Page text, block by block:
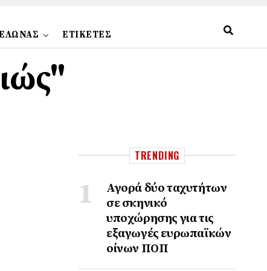
ΕΤΙΚΕΤΕΣ
TRENDING
Αγορά δύο ταχυτήτων
σε σκηνικό
υποχώρησης για τις
εξαγωγές ευρωπαϊκών
οίνων ΠΟΠ